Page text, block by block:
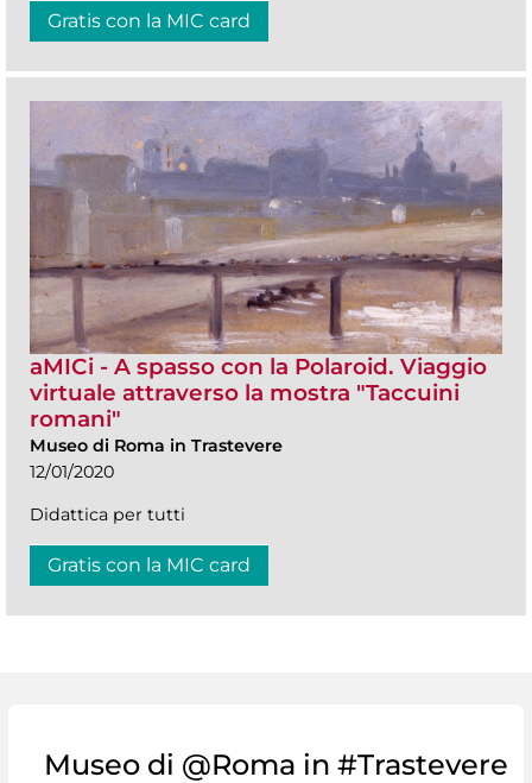
Gratis con la MIC card
aMICi - A spasso con la Polaroid. Viaggio
virtuale attraverso la mostra "Taccuini
romani"
Museo di Roma in Trastevere
12/01/2020
Didattica per tutti
Gratis con la MIC card
Museo di @Roma in #Trastevere